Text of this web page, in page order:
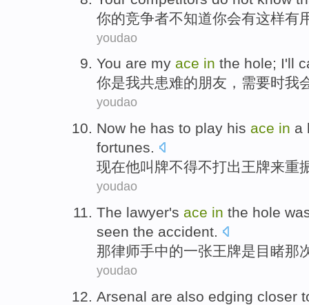
你的竞争者不知道你会有这样有
youdao
You are my ace in the hole; I'll
你是我共患难的朋友， 需要时我
youdao
Now he has to play his ace in a
fortunes.
现在他叫 牌不得不打出王牌来重
youdao
The lawyer's ace in the hole
seen the accident.
那律师手中的一张王牌是目睹那
youdao
Arsenal are also edging closer